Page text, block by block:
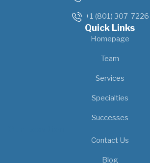
+1 (801) 307-7226
Quick Links
Homepage
Team
Services
Specialties
Successes
Contact Us
Blog